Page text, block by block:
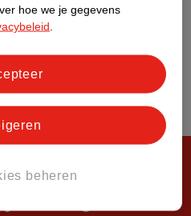
voordelig!
hoe we je gegevens
beheren